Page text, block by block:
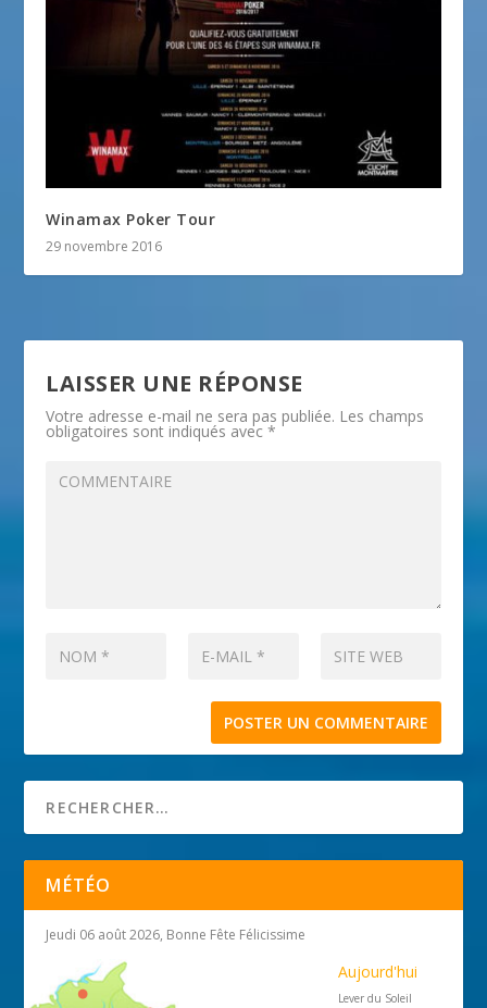
Winamax Poker Tour
29 novembre 2016
LAISSER UNE RÉPONSE
Votre adresse e-mail ne sera pas publiée. Les champs
obligatoires sont indiqués avec*
MÉTÉO
Jeudi 06 août 2026, Bonne Fête Félicissime
Aujourd'hui
Lever du Soleil